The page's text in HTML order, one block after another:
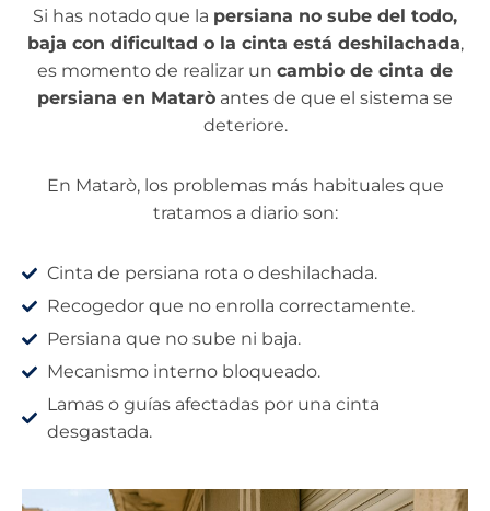
Si has notado que la persiana no sube del todo,
baja con dificultad o la cinta está deshilachada,
es momento de realizar un cambio de cinta de
persiana en Matarò antes de que el sistema se
deteriore.
En Matarò, los problemas más habituales que
tratamos a diario son:
Cinta de persiana rota o deshilachada.
Recogedor que no enrolla correctamente.
Persiana que no sube ni baja.
Mecanismo interno bloqueado.
Lamas o guías afectadas por una cinta
desgastada.